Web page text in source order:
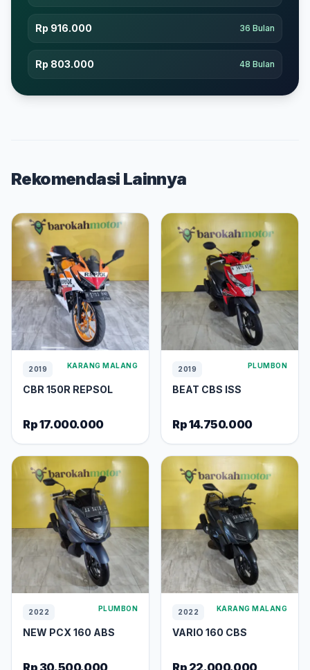
Rp 916.000 36 Bulan
Rp 803.000 48 Bulan
Rekomendasi Lainnya
2019 KARANG MALANG
CBR 150R REPSOL
Rp 17.000.000
2019 PLUMBON
BEAT CBS ISS
Rp 14.750.000
2022 PLUMBON
NEW PCX 160 ABS
Rp 30.500.000
2022 KARANG MALANG
VARIO 160 CBS
Rp 22.000.000